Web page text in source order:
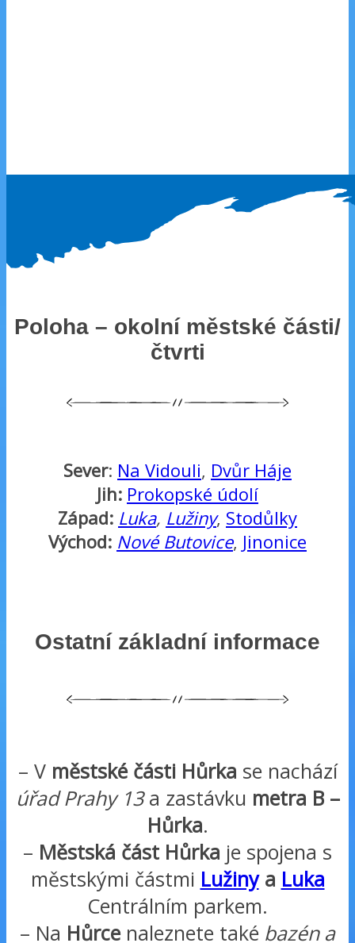
Poloha – okolní městské části/
čtvrti
Sever: Na Vidouli, Dvůr Háje
Jih: Prokopské údolí
Západ: Luka, Lužiny, Stodůlky
Východ: Nové Butovice, Jinonice
Ostatní základní informace
– V městské části Hůrka se nachází
úřad Prahy 13a zastávku metra B –
Hůrka.
– Městská část Hůrka je spojena s
městskými částmi Lužinya Luka
Centrálním parkem.
– Na Hůrcenaleznete také bazén a